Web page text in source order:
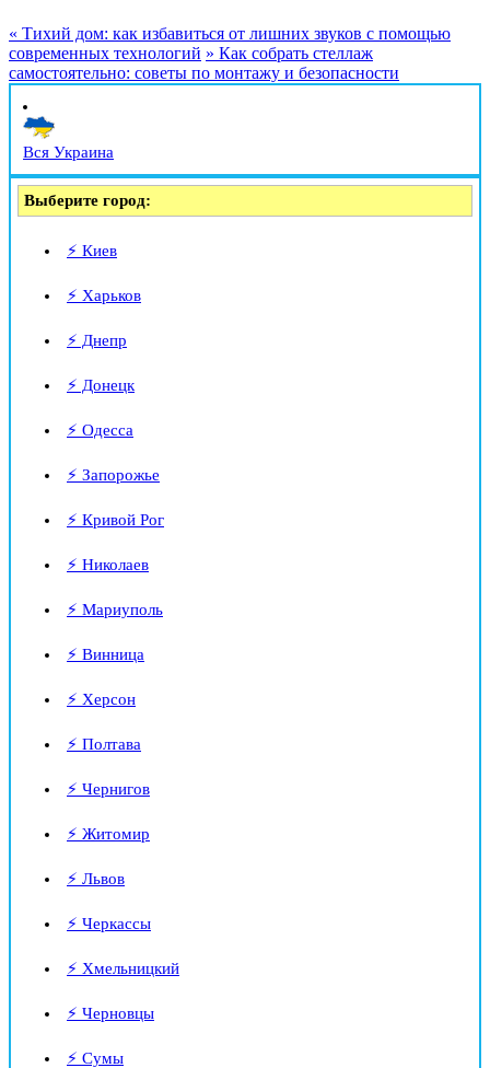
« Тихий дом: как избавиться от лишних звуков с помощью
современных технологий » Как собрать стеллаж
самостоятельно: советы по монтажу и безопасности
Вся Украина
Выберите город:
⚡ Киев
⚡ Харьков
⚡ Днепр
⚡ Донецк
⚡ Одесса
⚡ Запорожье
⚡ Кривой Рог
⚡ Николаев
⚡ Мариуполь
⚡ Винница
⚡ Херсон
⚡ Полтава
⚡ Чернигов
⚡ Житомир
⚡ Львов
⚡ Черкассы
⚡ Хмельницкий
⚡ Черновцы
⚡ Сумы